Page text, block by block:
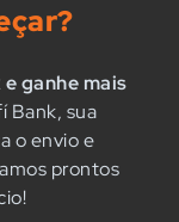
ganhe mais
Bank, sua
o envio e
prontos